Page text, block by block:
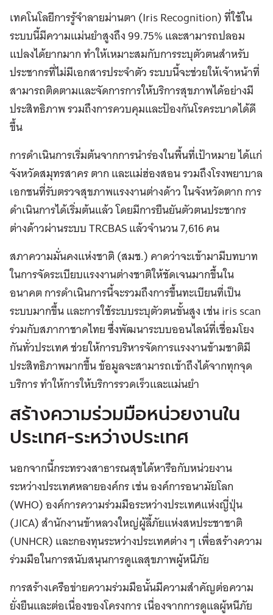
เทคโนโลยีการรู้จำลายม่านตา (Iris Recognition) ที่ใช้ใน
ระบบนี้มีความแม่นยำสูงถึง 99.75% และสามารถปลอม
แปลงได้ยากมาก ทำให้เหมาะสมกับการระบุตัวตนสำหรับ
ประชากรที่ไม่มีเอกสารประจำตัว ระบบนี้จะช่วยให้เจ้าหน้าที่
สามารถติดตามและจัดการการให้บริการสุขภาพได้อย่างมี
ประสิทธิภาพ รวมถึงการควบคุมและป้องกันโรคระบาดได้ดี
ขึ้น
การดำเนินการเริ่มต้นจากการนำร่องในพื้นที่เป้าหมาย ได้แก่
จังหวัดสมุทรสาคร ตาก และแม่ฮ่องสอน รวมถึงโรงพยาบาล
เอกชนที่รับตรวจสุขภาพแรงงานต่างด้าว ในจังหวัดตาก การ
ดำเนินการได้เริ่มต้นแล้ว โดยมีการยืนยันตัวตนประชากร
ต่างด้าวผ่านระบบ TRCBAS แล้วจำนวน 7,616 คน
สภาความมั่นคงแห่งชาติ (สมช.) คาดว่าจะเข้ามามีบทบาท
ในการจัดระเบียบแรงงานต่างชาติให้ชัดเจนมากขึ้นใน
อนาคต การดำเนินการนี้จะรวมถึงการขึ้นทะเบียนที่เป็น
ระบบมากขึ้น และการใช้ระบบระบุตัวตนขั้นสูง เช่น iris scan
ร่วมกับสภากาชาดไทย ซึ่งพัฒนาระบบออนไลน์ที่เชื่อมโยง
กันทั่วประเทศ ช่วยให้การบริหารจัดการแรงงานข้ามชาติมี
ประสิทธิภาพมากขึ้น ข้อมูลจะสามารถเข้าถึงได้จากทุกจุด
บริการ ทำให้การให้บริการรวดเร็วและแม่นยำ
สร้างความร่วมมือหน่วยงานใน
ประเทศ-ระหว่างประเทศ
นอกจากนี้กระทรวงสาธารณสุขได้หารือกับหน่วยงาน
ระหว่างประเทศหลายองค์กร เช่น องค์การอนามัยโลก
(WHO) องค์การความร่วมมือระหว่างประเทศแห่งญี่ปุ่น
(JICA) สำนักงานข้าหลวงใหญ่ผู้ลี้ภัยแห่งสหประชาชาติ
(UNHCR) และกองทุนระหว่างประเทศต่าง ๆ เพื่อสร้างความ
ร่วมมือในการสนับสนุนการดูแลสุขภาพผู้หนีภัย
การสร้างเครือข่ายความร่วมมือนั้นมีความสำคัญต่อความ
ยั่งยืนและต่อเนื่องของโครงการ เนื่องจากการดูแลผู้หนีภัย